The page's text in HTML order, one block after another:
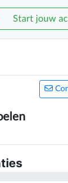
Start jouw